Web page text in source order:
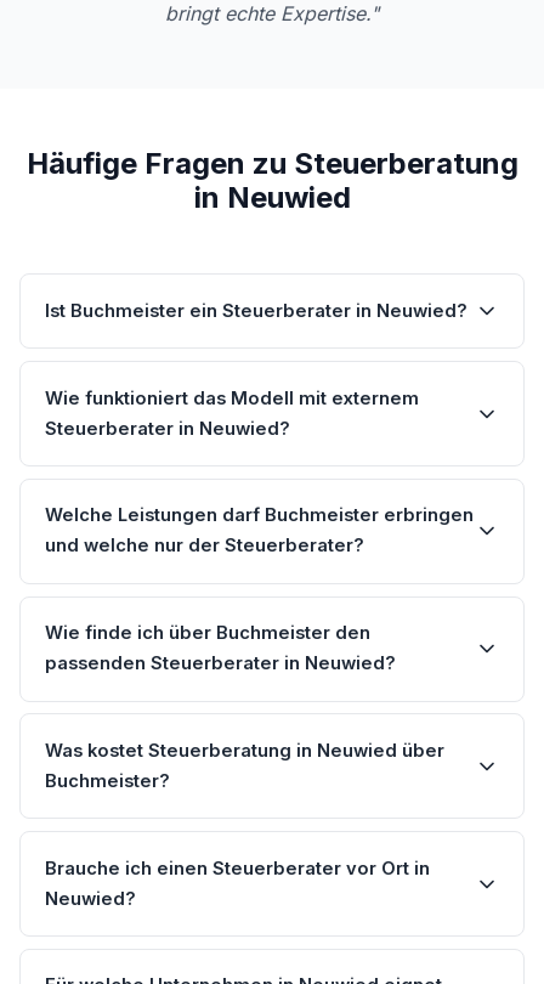
bringt echte Expertise."
Häufige Fragen zu Steuerberatung
in Neuwied
Ist Buchmeister ein Steuerberater in Neuwied?
Wie funktioniert das Modell mit externem
Steuerberater in Neuwied?
Welche Leistungen darf Buchmeister erbringen
und welche nur der Steuerberater?
Wie finde ich über Buchmeister den
passenden Steuerberater in Neuwied?
Was kostet Steuerberatung in Neuwied über
Buchmeister?
Brauche ich einen Steuerberater vor Ort in
Neuwied?